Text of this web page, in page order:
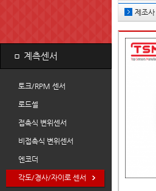
ㅁ 계측센서
토크/RPM 센서
로드셀
접촉식 변위센서
비접촉식 변위센서
엔코더
각도/경사/자이로 센서
제조사